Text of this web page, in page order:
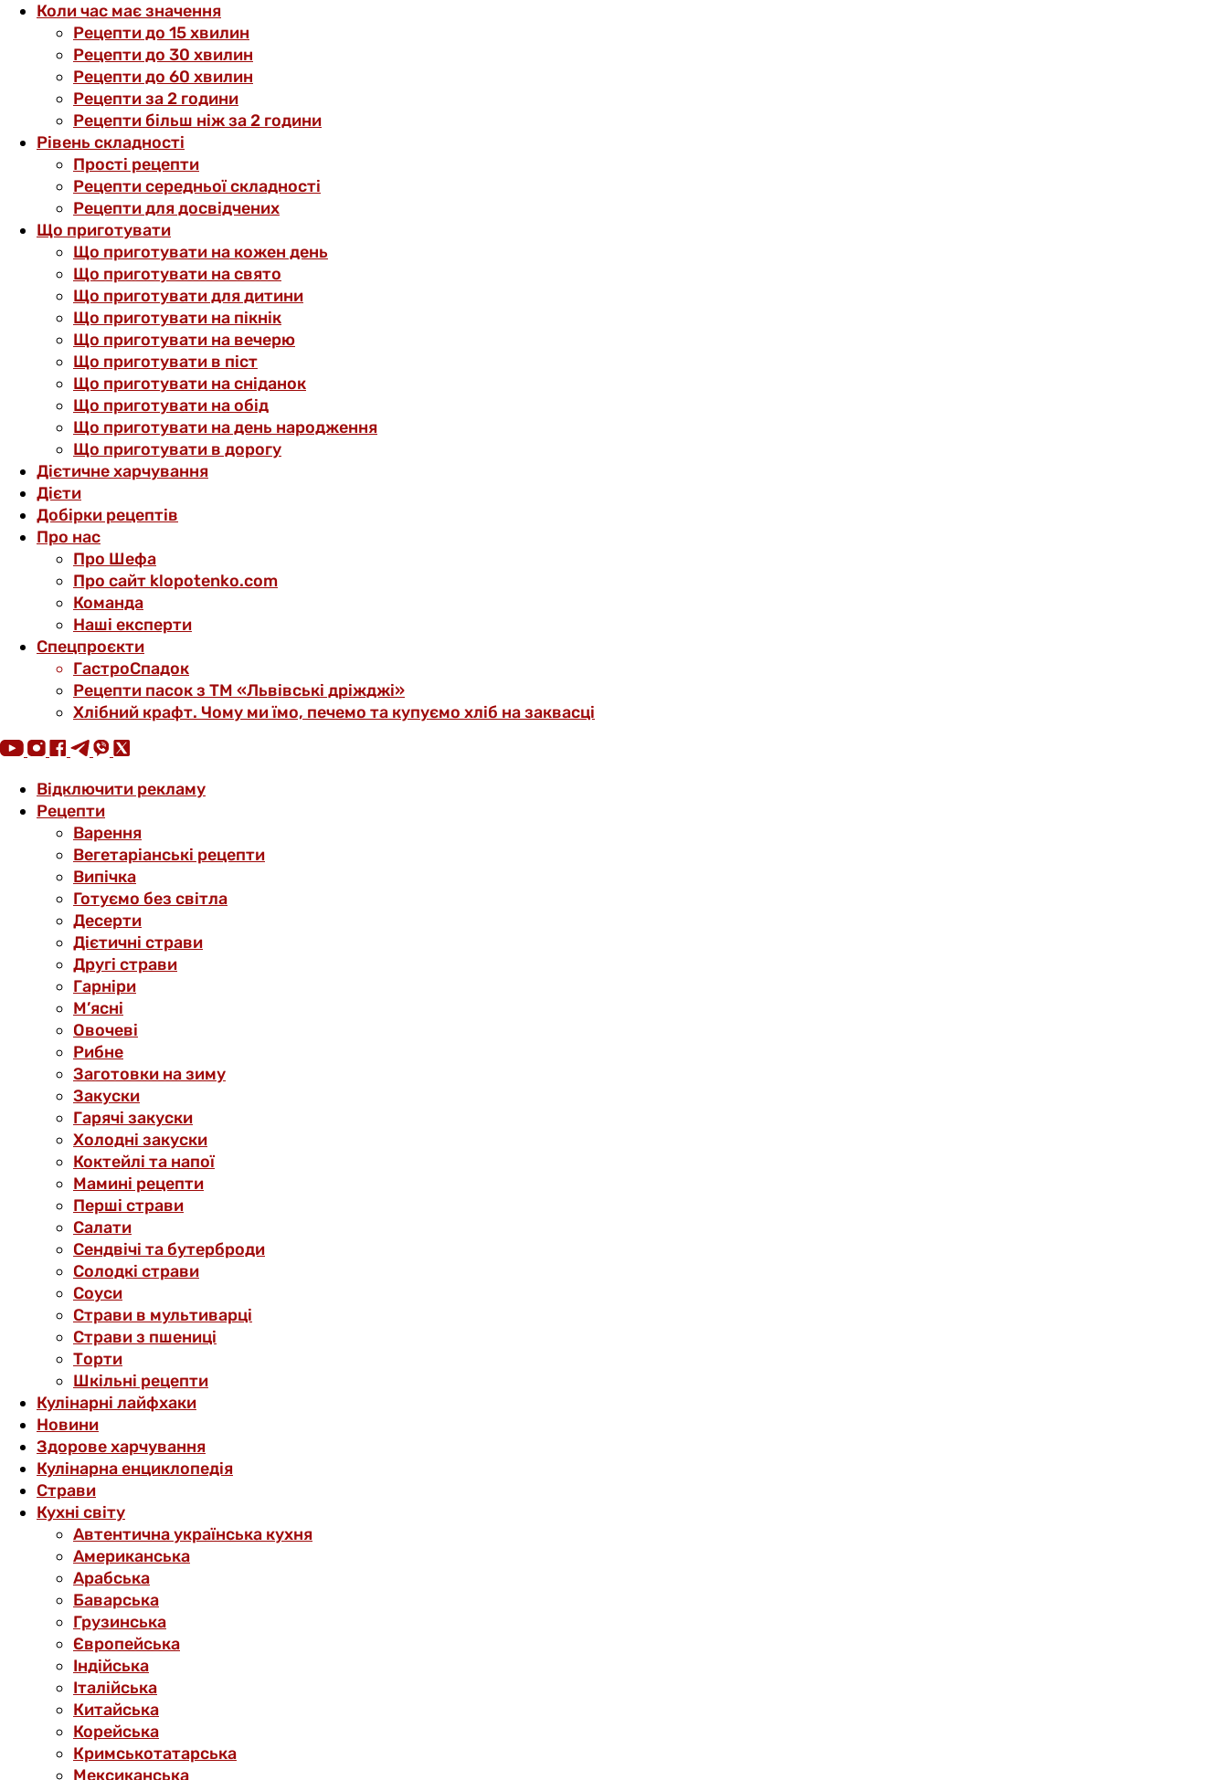
Коли час має значення
Рецепти до 15 хвилин
Рецепти до 30 хвилин
Рецепти до 60 хвилин
Рецепти за 2 години
Рецепти більш ніж за 2 години
Рівень складності
Прості рецепти
Рецепти середньої складності
Рецепти для досвідчених
Що приготувати
Що приготувати на кожен день
Що приготувати на свято
Що приготувати для дитини
Що приготувати на пікнік
Що приготувати на вечерю
Що приготувати в піст
Що приготувати на сніданок
Що приготувати на обід
Що приготувати на день народження
Що приготувати в дорогу
Дієтичне харчування
Дієти
Добірки рецептів
Про нас
Про Шефа
Про сайт klopotenko.com
Команда
Наші експерти
Спецпроєкти
ГастроСпадок
Рецепти пасок з ТМ «Львівські дріжджі»
Хлібний крафт. Чому ми їмо, печемо та купуємо хліб на заквасці
Відключити рекламу
Рецепти
Варення
Вегетаріанські рецепти
Випічка
Готуємо без світла
Десерти
Дієтичні страви
Другі страви
Гарніри
М’ясні
Овочеві
Рибне
Заготовки на зиму
Закуски
Гарячі закуски
Холодні закуски
Коктейлі та напої
Мамині рецепти
Перші страви
Салати
Сендвічі та бутерброди
Солодкі страви
Соуси
Страви в мультиварці
Страви з пшениці
Торти
Шкільні рецепти
Кулінарні лайфхаки
Новини
Здорове харчування
Кулінарна енциклопедія
Страви
Кухні світу
Автентична українська кухня
Американська
Арабська
Баварська
Грузинська
Європейська
Індійська
Італійська
Китайська
Корейська
Кримськотатарська
Мексиканська